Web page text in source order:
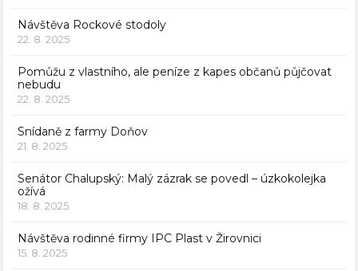
Návštěva Rockové stodoly
22. 8. 2025
Pomůžu z vlastního, ale peníze z kapes občanů půjčovat
nebudu
22. 8. 2025
Snídaně z farmy Doňov
21. 8. 2025
Senátor Chalupský: Malý zázrak se povedl – úzkokolejka
ožívá
18. 8. 2025
Návštěva rodinné firmy IPC Plast v Žirovnici
15. 8. 2025